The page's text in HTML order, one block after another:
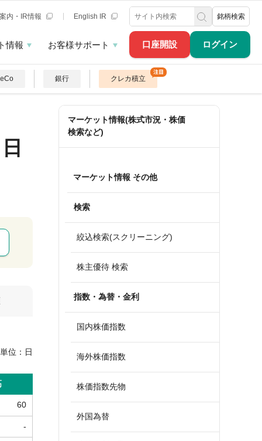
口座開設 ログイン
内・IR情報 English IR 銘柄検索
情報 お客様サポート
銀行 クレカ積立
位： 日
60
-
マーケット情報(株式市況・株価
検索など)
マーケット情報 その他
検索
絞込検索(スクリーニング)
株主優待 検索
指数・為替・金利
国内株価指数
海外株価指数
株価指数先物
外国為替